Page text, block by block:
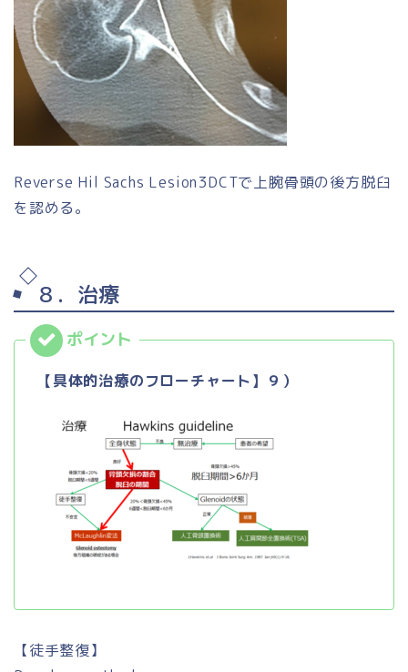
Reverse Hil Sachs Lesion3DCTで上腕骨頭の後方脱臼
を認める。
８．治療
【具体的治療のフローチャート】９）
【徒手整復】